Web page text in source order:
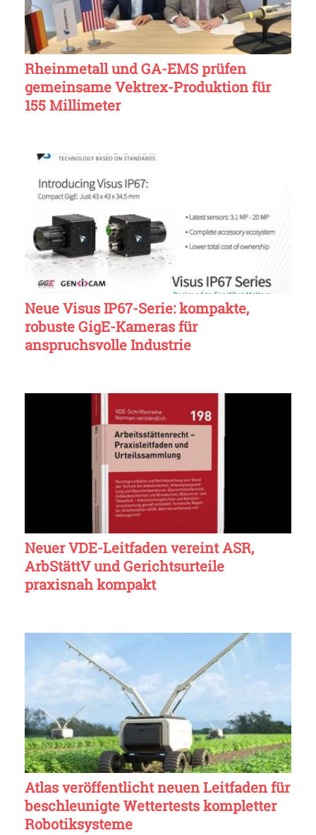
Rheinmetall und GA-EMS prüfen
gemeinsame Vektrex-Produktion für
155 Millimeter
Neue Visus IP67-Serie: kompakte,
robuste GigE-Kameras für
anspruchsvolle Industrie
Neuer VDE-Leitfaden vereint ASR,
ArbStättV und Gerichtsurteile
praxisnah kompakt
Atlas veröffentlicht neuen Leitfaden für
beschleunigte Wettertests kompletter
Robotiksysteme